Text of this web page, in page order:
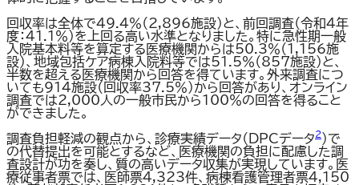
回収率は全体で49.4％（2,896施設）と、前回調査（令和4年
度：41.1％）を上回る高い水準となりました。特に急性期一般
入院基本料等を算定する医療機関からは50.3％（1,156施
設）、地域包括ケア病棟入院料等では51.5％（857施設）と、
半数を超える医療機関から回答を得ています。外来調査につ
いても914施設（回収率37.5％）から回答があり、オンライン
調査では2,000人の一般市民から100％の回答を得ること
ができました。
調査負担軽減の観点から、診療実績データ（DPCデータ2）で
の代替提出を可能とするなど、医療機関の負担に配慮した調
査設計が功を奏し、質の高いデータ収集が実現しています。医
療従事者票では、医師票4,323件、病棟看護管理者票4,150